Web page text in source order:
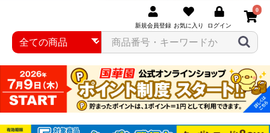
新規会員登録 お気に入り ログイン
0